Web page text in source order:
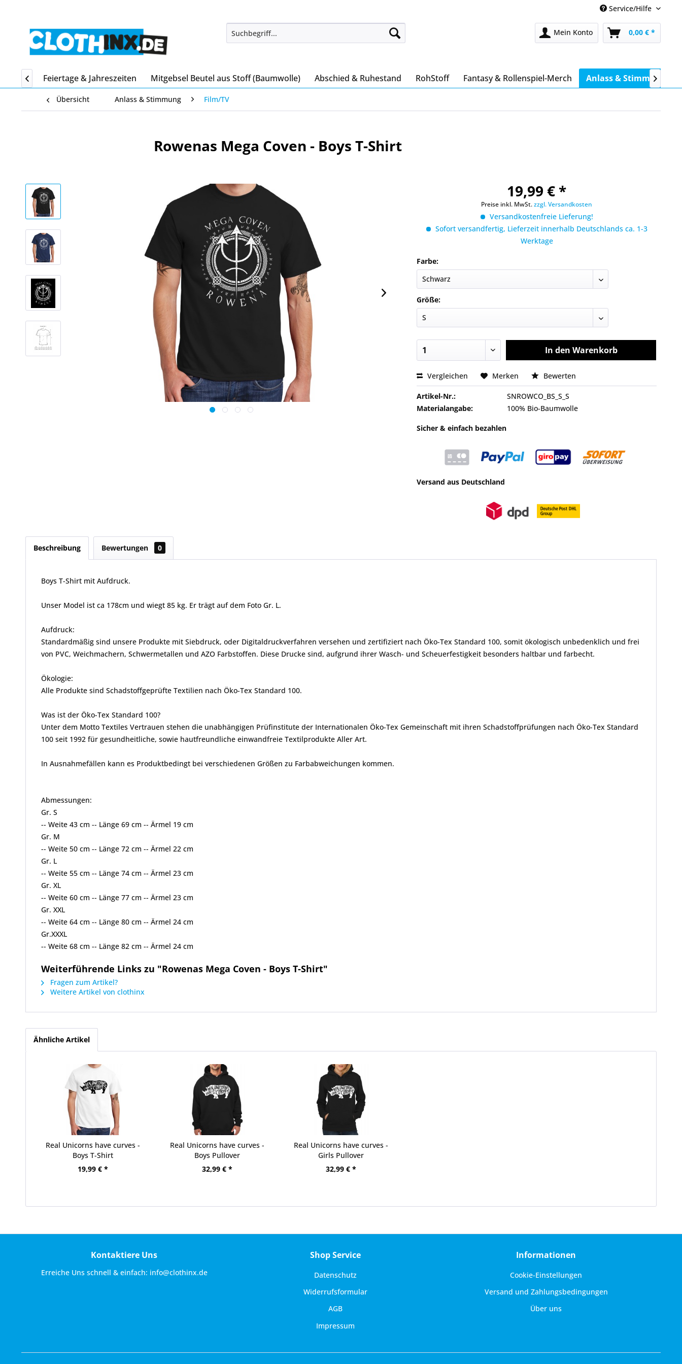
Service/Hilfe
Mein Konto 0,00 € *
Home Feiertage & Jahreszeiten Mitgebsel Beutel aus Stoff (Baumwolle) Abschied & Ruhestand RohStoff Fantasy & Rollenspiel-Merch Anlass & Stimmung
 
Übersicht Anlass & Stimmung Film/TV
Rowenas Mega Coven - Boys T-Shirt
19,99 € *
Preise inkl. MwSt.zzgl. Versandkosten
Versandkostenfreie Lieferung!
Sofort versandfertig, Lieferzeit innerhalb Deutschlands ca. 1-3
Werktage
Farbe:
Größe:
In den Warenkorb
Vergleichen Merken Bewerten
Artikel-Nr.:
SNROWCO_BS_S_S
Materialangabe:
100% Bio-Baumwolle
Sicher & einfach bezahlen
Versand aus Deutschland
Beschreibung Bewertungen 0
Boys T-Shirt mit Aufdruck.
Unser Model ist ca 178cm und wiegt 85 kg. Er trägt auf dem Foto Gr. L.
Aufdruck:
Standardmäßig sind unsere Produkte mit Siebdruck, oder Digitaldruckverfahren versehen und zertifiziert nach Öko-Tex Standard 100, somit ökologisch unbedenklich und frei
von PVC, Weichmachern, Schwermetallen und AZO Farbstoffen. Diese Drucke sind, aufgrund ihrer Wasch- und Scheuerfestigkeit besonders haltbar und farbecht.
Ökologie:
Alle Produkte sind Schadstoffgeprüfte Textilien nach Öko-Tex Standard 100.
Was ist der Öko-Tex Standard 100?
Unter dem Motto Textiles Vertrauen stehen die unabhängigen Prüfinstitute der Internationalen Öko-Tex Gemeinschaft mit ihren Schadstoffprüfungen nach Öko-Tex Standard
100 seit 1992 für gesundheitliche, sowie hautfreundliche einwandfreie Textilprodukte Aller Art.
In Ausnahmefällen kann es Produktbedingt bei verschiedenen Größen zu Farbabweichungen kommen.
Abmessungen:
Gr. S
-- Weite 43 cm -- Länge 69 cm -- Ärmel 19 cm
Gr. M
-- Weite 50 cm -- Länge 72 cm -- Ärmel 22 cm
Gr. L
-- Weite 55 cm -- Länge 74 cm -- Ärmel 23 cm
Gr. XL
-- Weite 60 cm -- Länge 77 cm -- Ärmel 23 cm
Gr. XXL
-- Weite 64 cm -- Länge 80 cm -- Ärmel 24 cm
Gr.XXXL
-- Weite 68 cm -- Länge 82 cm -- Ärmel 24 cm
Weiterführende Links zu "Rowenas Mega Coven - Boys T-Shirt"
Fragen zum Artikel?
Weitere Artikel von clothinx
Ähnliche Artikel
Real Unicorns have curves -
Boys T-Shirt
19,99 € *
Real Unicorns have curves -
Boys Pullover
32,99 € *
Real Unicorns have curves -
Girls Pullover
32,99 € *
Kontaktiere Uns
Erreiche Uns schnell & einfach: info@clothinx.de
Shop Service
Datenschutz
Widerrufsformular
AGB
Impressum
Informationen
Cookie-Einstellungen
Versand und Zahlungsbedingungen
Über uns